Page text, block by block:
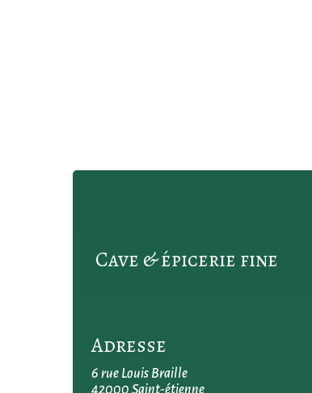
Cave & épicerie fine
Adresse
6 rue Louis Braille
42000 Saint-étienne